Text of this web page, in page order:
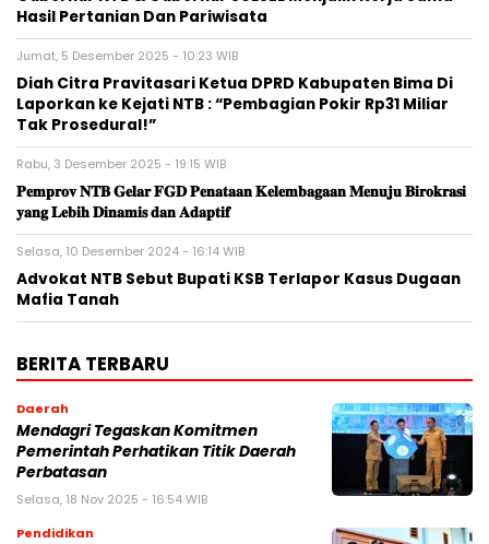
Hasil Pertanian Dan Pariwisata
Jumat, 5 Desember 2025 - 10:23 WIB
Diah Citra Pravitasari Ketua DPRD Kabupaten Bima Di
Laporkan ke Kejati NTB : “Pembagian Pokir Rp31 Miliar
Tak Prosedural!”
Rabu, 3 Desember 2025 - 19:15 WIB
𝐏𝐞𝐦𝐩𝐫𝐨𝐯 𝐍𝐓𝐁 𝐆𝐞𝐥𝐚𝐫 𝐅𝐆𝐃 𝐏𝐞𝐧𝐚𝐭𝐚𝐚𝐧 𝐊𝐞𝐥𝐞𝐦𝐛𝐚𝐠𝐚𝐚𝐧 𝐌𝐞𝐧𝐮𝐣𝐮 𝐁𝐢𝐫𝐨𝐤𝐫𝐚𝐬𝐢
𝐲𝐚𝐧𝐠 𝐋𝐞𝐛𝐢𝐡 𝐃𝐢𝐧𝐚𝐦𝐢𝐬 𝐝𝐚𝐧 𝐀𝐝𝐚𝐩𝐭𝐢𝐟
Selasa, 10 Desember 2024 - 16:14 WIB
Advokat NTB Sebut Bupati KSB Terlapor Kasus Dugaan
Mafia Tanah
BERITA TERBARU
Daerah
Mendagri Tegaskan Komitmen
Pemerintah Perhatikan Titik Daerah
Perbatasan
Selasa, 18 Nov 2025 - 16:54 WIB
Pendidikan